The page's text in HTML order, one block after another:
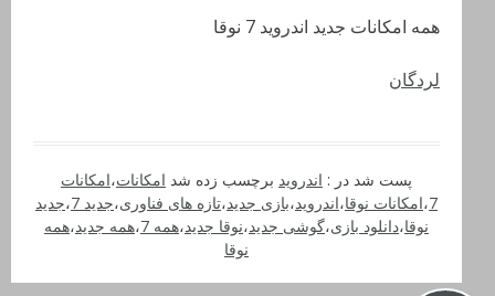
همه امکانات جدید اندروید 7 نوقا
لردگان
پست شد در : اندروید برچسب زده شد امکانات،امکانات
7،امکانات نوقا،اندروید،بازی جدید،تازه های فناوری،جدید 7 ،جدید
نوقا،دانلود بازی،گوشی جدید،نوقا جدید،همه 7 ،همه جدید،همه
نوقا